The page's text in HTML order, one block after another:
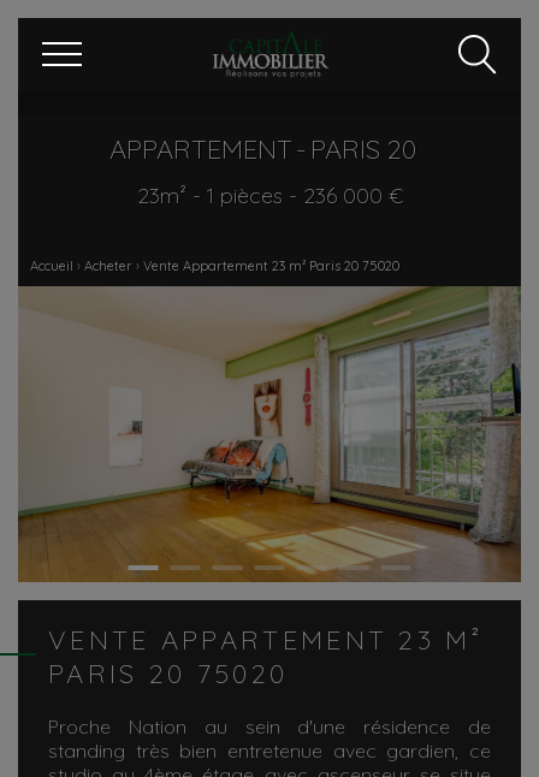
APPARTEMENT - PARIS 20
23m² - 1 pièces - 236 000 €
Accueil › Acheter › Vente Appartement 23 m² Paris 20 75020
VENTE APPARTEMENT 23 M²
PARIS 20 75020
Proche Nation au sein d'une résidence de
standing très bien entretenue avec gardien, ce